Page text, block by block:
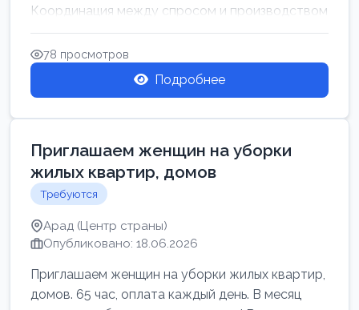
Координация между спросом и производством
для обеспечения своевр...
78 просмотров
Подробнее
Приглашаем женщин на уборки
жилых квартир, домов
Требуются
Арад (Центр страны)
Опубликовано: 18.06.2026
Приглашаем женщин на уборки жилых квартир,
домов. 65 час, оплата каждый день. В месяц